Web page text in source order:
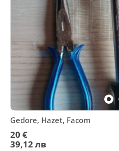
Gedore, Hazet, Facom
20 €
39,12 лв